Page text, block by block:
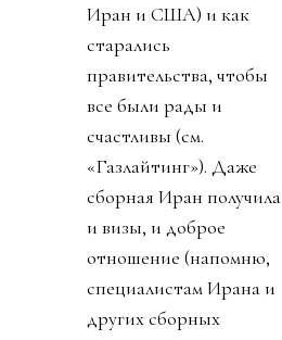
Иран и США) и как
старались
правительства, чтобы
все были рады и
счастливы (см.
«Газлайтинг»). Даже
сборная Иран получила
и визы, и доброе
отношение (напомню,
специалистам Ирана и
других сборных